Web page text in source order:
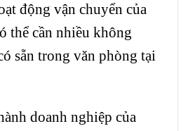
động vận chuyển của
thể cần nhiều không
sẵn trong văn phòng tại
doanh nghiệp của